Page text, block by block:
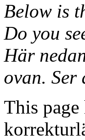
Below is
Do you
Här
ovan. Ser
This page